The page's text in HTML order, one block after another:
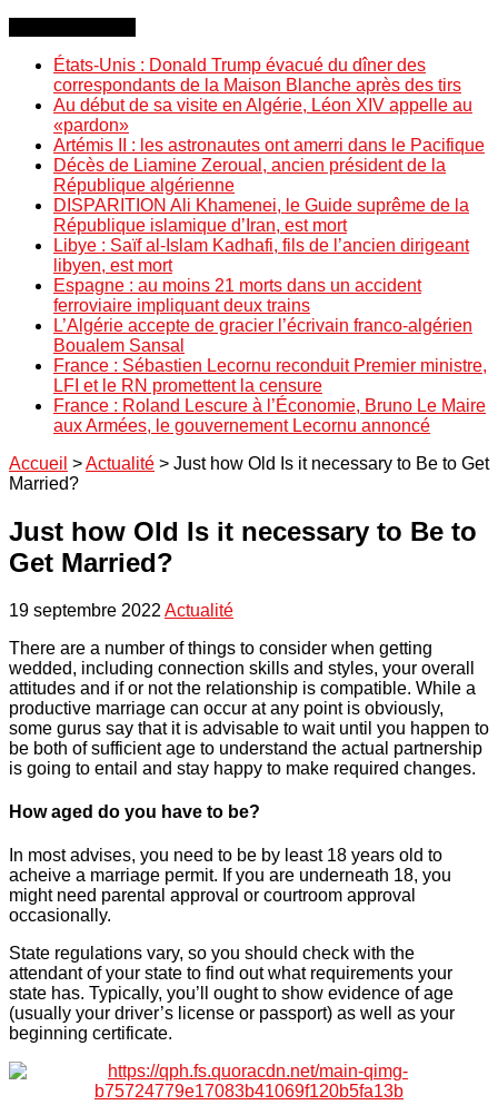
États-Unis : Donald Trump évacué du dîner des
correspondants de la Maison Blanche après des tirs
Au début de sa visite en Algérie, Léon XIV appelle au
«pardon»
Artémis II : les astronautes ont amerri dans le Pacifique
Décès de Liamine Zeroual, ancien président de la
République algérienne
DISPARITION Ali Khamenei, le Guide suprême de la
République islamique d’Iran, est mort
Libye : Saïf al-Islam Kadhafi, fils de l’ancien dirigeant
libyen, est mort
Espagne : au moins 21 morts dans un accident
ferroviaire impliquant deux trains
L’Algérie accepte de gracier l’écrivain franco-algérien
Boualem Sansal
France : Sébastien Lecornu reconduit Premier ministre,
LFI et le RN promettent la censure
France : Roland Lescure à l’Économie, Bruno Le Maire
aux Armées, le gouvernement Lecornu annoncé
Accueil >Actualité > Just how Old Is it necessary to Be to Get
Married?
Just how Old Is it necessary to Be to
Get Married?
19 septembre 2022 Actualité
There are a number of things to consider when getting
wedded, including connection skills and styles, your overall
attitudes and if or not the relationship is compatible. While a
productive marriage can occur at any point is obviously,
some gurus say that it is advisable to wait until you happen to
be both of sufficient age to understand the actual partnership
is going to entail and stay happy to make required changes.
How aged do you have to be?
In most advises, you need to be by least 18 years old to
acheive a marriage permit. If you are underneath 18, you
might need parental approval or courtroom approval
occasionally.
State regulations vary, so you should check with the
attendant of your state to find out what requirements your
state has. Typically, you’ll ought to show evidence of age
(usually your driver’s license or passport) as well as your
beginning certificate.